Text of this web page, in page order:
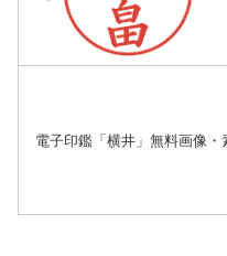
電子印鑑「横井」無料画像・